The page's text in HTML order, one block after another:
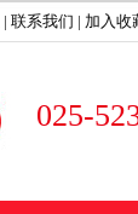
加入收
联系我们 |
|
025-